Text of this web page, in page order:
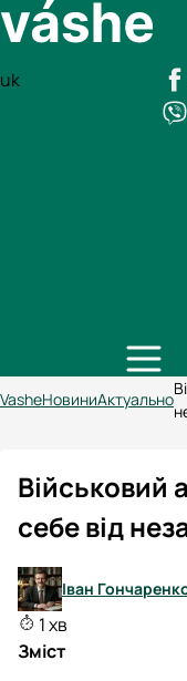
uk
VasheНовиниАктуально
Військовий
себе від
Іван
1 хв
Зміст